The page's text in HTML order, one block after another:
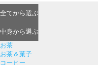
全てから選ぶ
中身から選ぶ
お茶
お茶＆菓子
コーヒー